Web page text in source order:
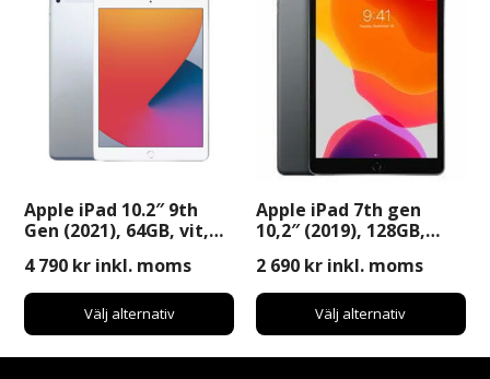
Apple iPad 10.2″ 9th
Gen (2021), 64GB, vit,
Grade)
4 790 kr inkl. moms
Välj alternativ
Apple iPad 7th gen
10,2″ (2019), 128GB,
(B-Grade)
2 690 kr inkl. moms
Välj alternativ